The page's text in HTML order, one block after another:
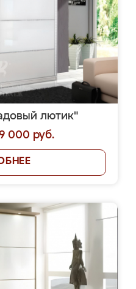
лютик"
000 руб.